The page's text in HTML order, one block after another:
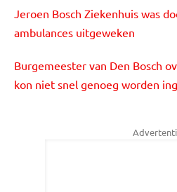
Jeroen Bosch Ziekenhuis was
ambulances uitgeweken
Burgemeester van Den Bosch
kon niet snel genoeg worden